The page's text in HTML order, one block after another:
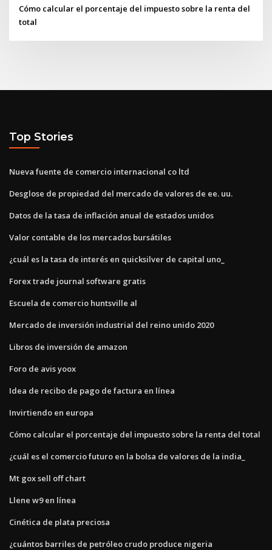
Cómo calcular el porcentaje del impuesto sobre la renta del
total
Top Stories
Nueva fuente de comercio internacional co ltd
Desglose de propiedad del mercado de valores de ee. uu.
Datos de la tasa de inflación anual de estados unidos
Valor contable de los mercados bursátiles
¿cuál es la tasa de interés en quicksilver de capital uno_
Forex trade journal software gratis
Escuela de comercio huntsville al
Mercado de inversión industrial del reino unido 2020
Libros de inversión de amazon
Foro de avis yoox
Idea de recibo de pago de factura en línea
Invirtiendo en europa
Cómo calcular el porcentaje del impuesto sobre la renta del total
¿cuál es el comercio futuro en la bolsa de valores de la india_
Mt gox sell off chart
Llene w9 en línea
Cinética de plata preciosa
¿cuántos barriles de petróleo crudo produce nigeria